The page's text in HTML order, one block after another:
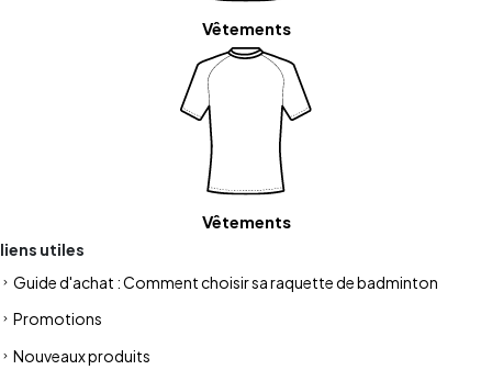
Vêtements
Vêtements
liens utiles
Guide d'achat : Comment choisir sa raquette de badminton
Promotions
Nouveaux produits